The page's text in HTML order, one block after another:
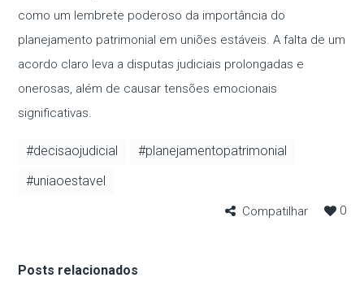
como um lembrete poderoso da importância do
planejamento patrimonial em uniões estáveis. A falta de um
acordo claro leva a disputas judiciais prolongadas e
onerosas, além de causar tensões emocionais
significativas.
#decisaojudicial
#planejamentopatrimonial
#uniaoestavel
Compatilhar 0
Posts relacionados